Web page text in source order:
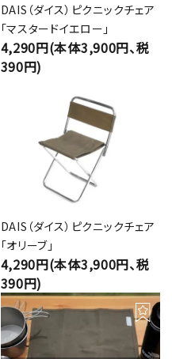
DAIS（ダイス）ピクニックチェア
「マスタードイエロー」
4,290円(本体3,900円、税
390円)
DAIS（ダイス）ピクニックチェア
「オリーブ」
4,290円(本体3,900円、税
390円)